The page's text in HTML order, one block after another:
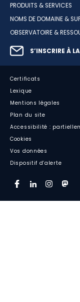
PRODUITS & SERVICES
NOMS DE DOMAINE &
OBSERVATOIRE &
S’INSCRIRE À
Certificats
Lexique
Mentions légales
Plan du site
Accessibilité :
Cookies
Vos données
Dispositif d’alerte